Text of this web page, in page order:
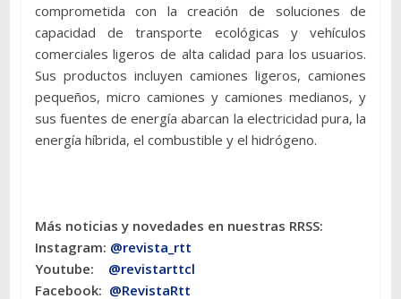
comprometida con la creación de soluciones de
capacidad de transporte ecológicas y vehículos
comerciales ligeros de alta calidad para los usuarios.
Sus productos incluyen camiones ligeros, camiones
pequeños, micro camiones y camiones medianos, y
sus fuentes de energía abarcan la electricidad pura, la
energía híbrida, el combustible y el hidrógeno.
Más noticias y novedades en nuestras RRSS:
Instagram: @revista_rtt
Youtube: @revistarttcl
Facebook: @RevistaRtt